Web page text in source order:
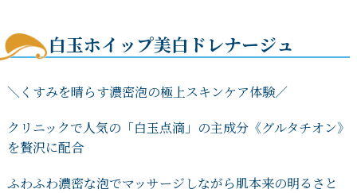
白玉ホイップ美白ドレナージュ
＼くすみを晴らす濃密泡の極上スキンケア体験／
クリニックで人気の「白玉点滴」の主成分《グルタチオン》
を贅沢に配合
ふわふわ濃密な泡でマッサージしながら肌本来の明るさと